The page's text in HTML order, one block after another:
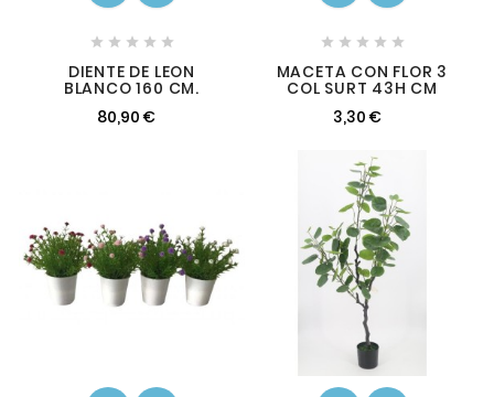
    
DIENTE DE LEON
BLANCO 160 CM.
80,90 €
    
MACETA CON FLOR 3
COL SURT 43H CM
3,30 €